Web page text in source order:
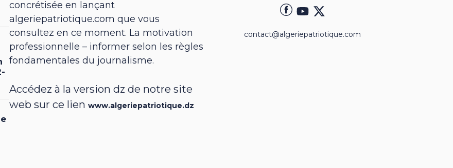
concrétisée en lançant
algeriepatriotique.com que vous
consultez en ce moment. La motivation
professionnelle – informer selon les règles
fondamentales du journalisme.
Accédez à la version dz de notre site
web sur ce lienwww.algeriepatriotique.dz
contact@algeriepatriotique.com